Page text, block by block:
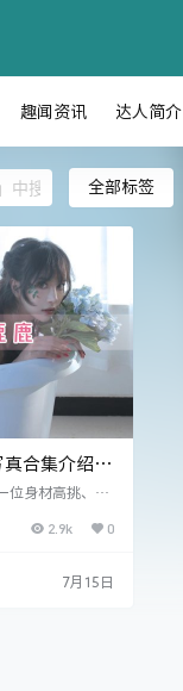
趣闻资讯 达人简介
全部标签
合集介绍：
位身材高挑、颜
手座。她不仅
2.9k 0
7月15日